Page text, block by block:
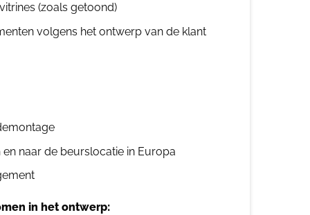
(zoals getoond)
volgens het ontwerp van de klant
naar de beurslocatie in Europa
in het ontwerp: